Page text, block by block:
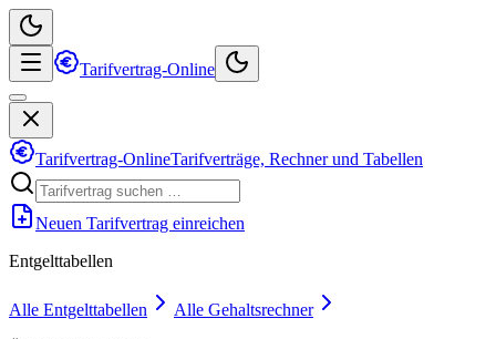
Tarifvertrag-Online
Tarifvertrag-OnlineTarifverträge, Rechner und Tabellen
Neuen Tarifvertrag einreichen
Entgelttabellen
Alle Entgelttabellen
Alle Gehaltsrechner